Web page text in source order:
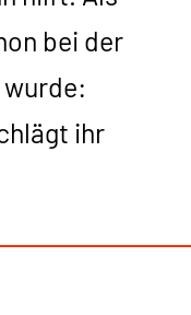
bei der
ihr